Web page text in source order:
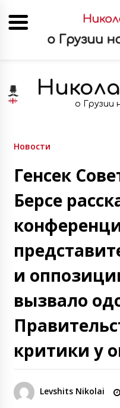
content
о Грузии
Новости
Генсек
Берсе
и
вызвало
критики у
Levshits Nikolai